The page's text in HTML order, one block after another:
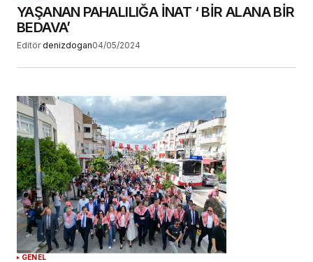
YAŞANAN PAHALILIĞA İNAT ‘ BİR ALANA BİR
BEDAVA’
Editör denizdogan04/05/2024
GENEL